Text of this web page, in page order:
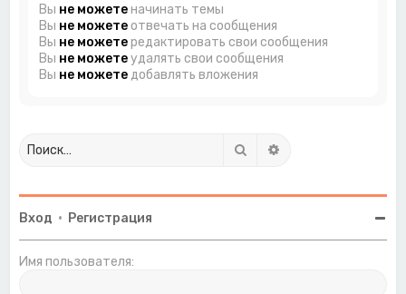
Вы не можетеначинать темы
Вы не можетеотвечать на сообщения
Вы не можетередактировать свои сообщения
Вы не можетеудалять свои сообщения
Вы не можетедобавлять вложения
Поиск
Вход • Регистрация
Имя пользователя: